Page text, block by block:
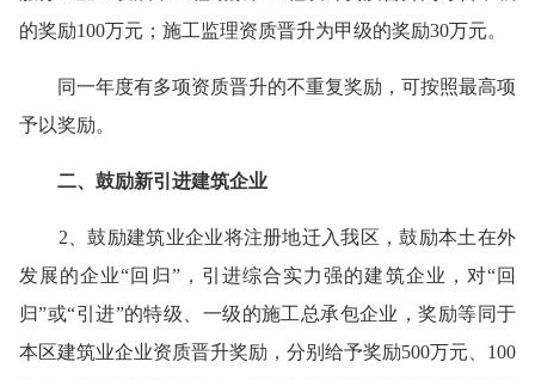
的奖励100万元；施工监理资质晋升为甲级的奖励30万元。
同一年度有多项资质晋升的不重复奖励，可按照最高项
予以奖励。
二、鼓励新引进建筑企业
2、鼓励建筑业企业将注册地迁入我区，鼓励本土在外
发展的企业“回归”，引进综合实力强的建筑企业，对“回
归”或“引进”的特级、一级的施工总承包企业，奖励等同于
本区建筑业企业资质晋升奖励，分别给予奖励500万元、100